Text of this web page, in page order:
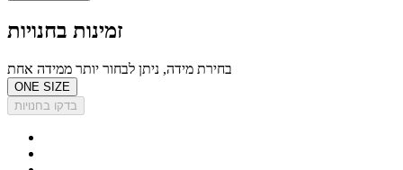
זמינות בחנויות
בחירת מידה, ניתן לבחור יותר ממידה אחת
ONE SIZE
בדקו בחנויות